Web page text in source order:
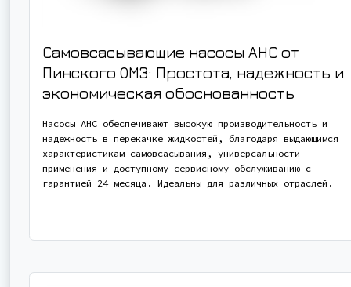
Самовсасывающие насосы АНС от
Пинского ОМЗ: Простота, надежность и
экономическая обоснованность
Насосы АНС обеспечивают высокую производительность и
надежность в перекачке жидкостей, благодаря выдающимся
характеристикам самовсасывания, универсальности
применения и доступному сервисному обслуживанию с
гарантией 24 месяца. Идеальны для различных отраслей.